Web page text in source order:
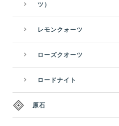
ツ）
レモンクォーツ
ローズクオーツ
ロードナイト
原石